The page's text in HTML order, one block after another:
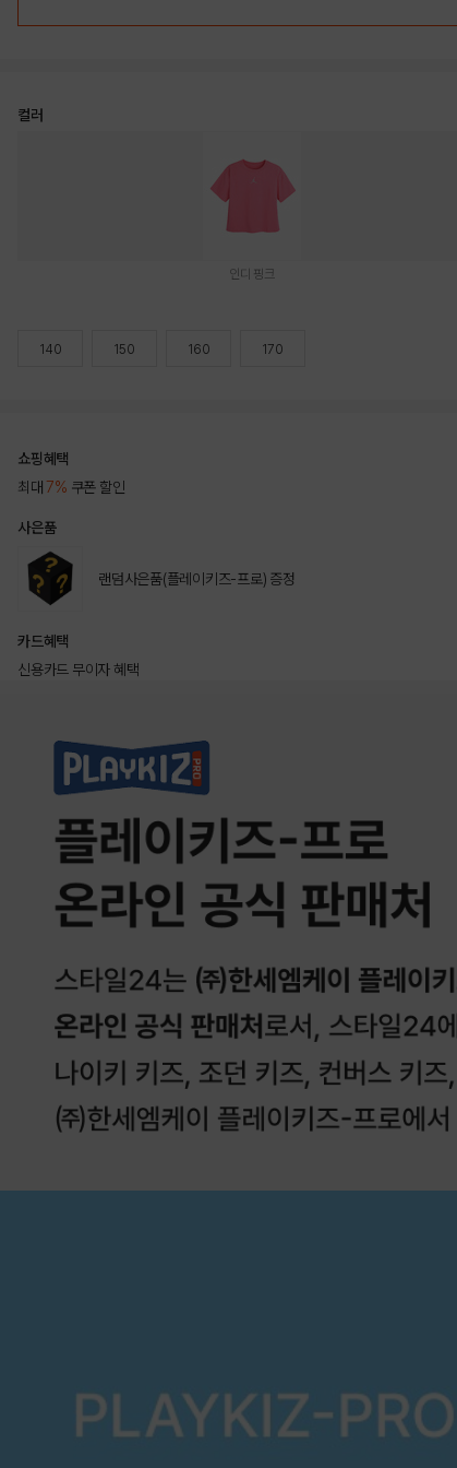
컬러
인디 핑크
140 150 160 170
쇼핑혜택
최대 7% 쿠폰 할인
사은품
랜덤사은품(플레이키즈-프로) 증정
카드혜택
신용카드 무이자 혜택